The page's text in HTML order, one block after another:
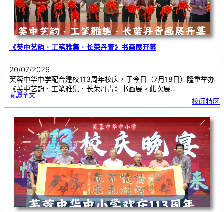
《芙中艺韵．工笔雅集．长荣丹青》书画展开幕
20/07/2026
芙蓉中华中学配合建校113周年校庆，于今日（7月18日）隆重举办
《芙中艺韵．工笔雅集．长荣丹青》书画展。此次展…
閱讀全文:《
艺
．
工
笔
雅
集
．
长
荣
丹
青
》
书
画
展
开
幕
校闻特区